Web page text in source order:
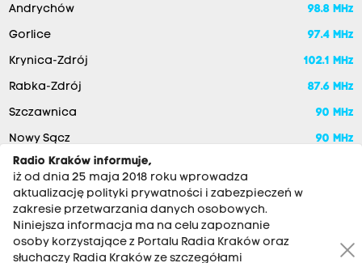
Andrychów 98.8 MHz
Gorlice 97.4 MHz
Krynica-Zdrój 102.1 MHz
Rabka-Zdrój 87.6 MHz
Szczawnica 90 MHz
Nowy Sącz
90 MHz
Radio Kraków informuje,
iż od dnia 25 maja 2018 roku wprowadza
aktualizację polityki prywatności i zabezpieczeń w
zakresie przetwarzania danych osobowych.
Niniejsza informacja ma na celu zapoznanie
osoby korzystające z Portalu Radia Kraków oraz
słuchaczy Radia Kraków ze szczegółami